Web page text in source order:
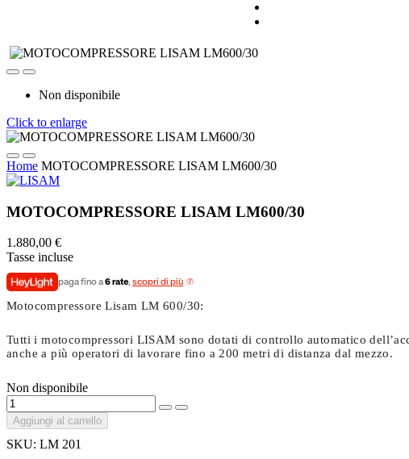
Non disponibile
Click to enlarge
Home MOTOCOMPRESSORE LISAM LM600/30
MOTOCOMPRESSORE LISAM LM600/30
1.880,00 €
Tasse incluse
paga fino a6 rate, scopri di più
Motocompressore Lisam LM 600/30:
Tutti i motocompressori LISAM sono dotati di controllo automatico
anche a più operatori di lavorare fino a 200 metri di distanza dal mezzo.
Non disponibile
Aggiungi al carrello
SKU: LM 201